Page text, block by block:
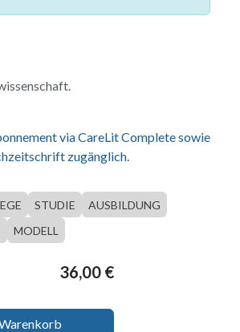
via CareLit Complete sowie
zugänglich.
STUDIE
AUSBILDUNG
MODELL
36,00€